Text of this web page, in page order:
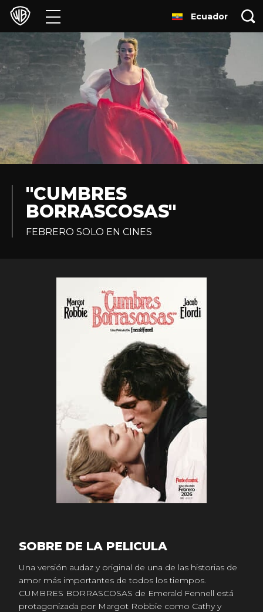
Películas
Series
Juegos y Aplicaciones
Franquicias
Colecciones
Experiencias
Ecuador
"CUMBRES
BORRASCOSAS"
FEBRERO SOLO EN CINES
SOBRE DE LA PELICULA
Una versión audaz y original de una de las historias de
amor más importantes de todos los tiempos.
CUMBRES BORRASCOSAS de Emerald Fennell está
protagonizada por Margot Robbie como Cathy y